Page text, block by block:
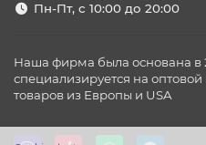
Пн-Пт, с 10:00 до 20:00
Наша фирма была основана в
специализируется на
товаров из Европы и USA